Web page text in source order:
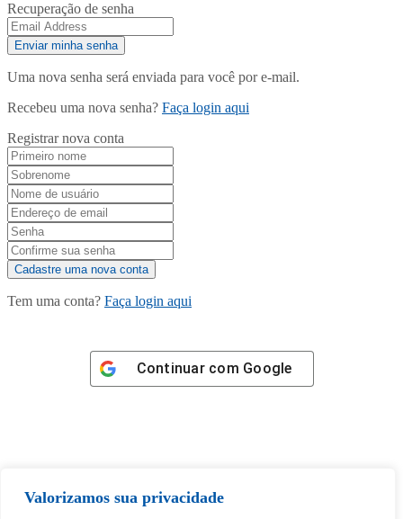
Valorizamos sua privacidade
Recuperação de senha
Uma nova senha será enviada para você por e-mail.
Recebeu uma nova senha? Faça login aqui
Registrar nova conta
Tem uma conta? Faça login aqui
Continuar com Google
Tem certeza de que deseja